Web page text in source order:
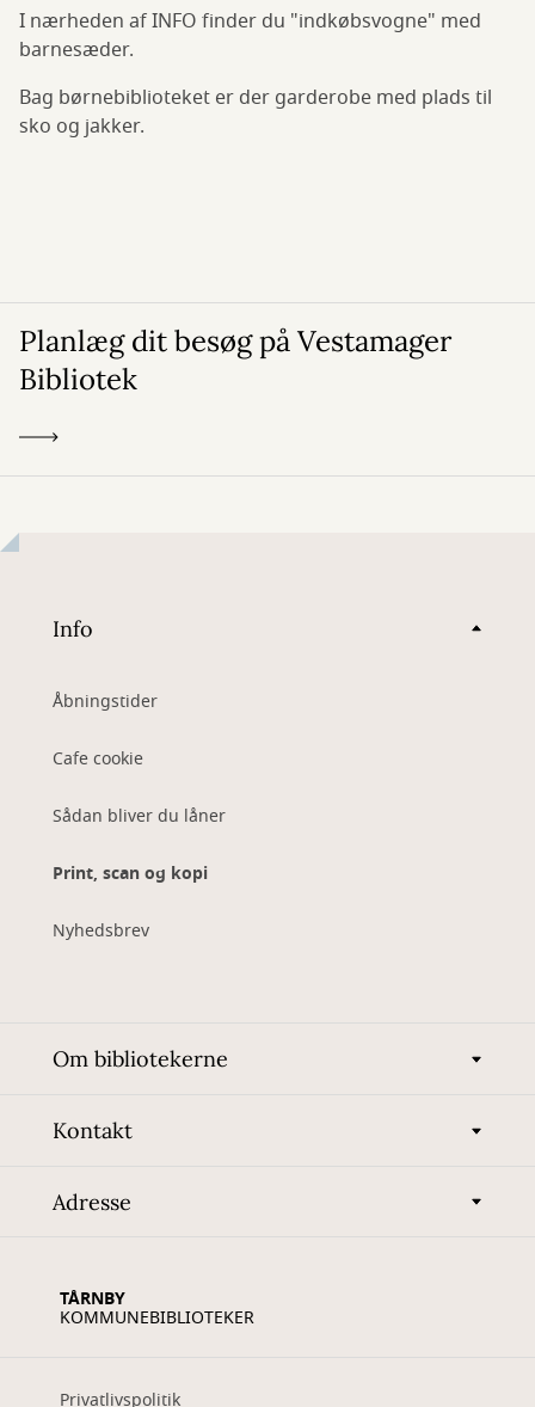
I nærheden af INFO finder du "indkøbsvogne" med
barnesæder.
Bag børnebiblioteket er der garderobe med plads til
sko og jakker.
Planlæg dit besøg på Vestamager
Bibliotek
Info
Åbningstider
Cafe cookie
Sådan bliver du låner
Print, scan og kopi
Nyhedsbrev
Om bibliotekerne
Kontakt
Adresse
TÅRNBY
KOMMUNEBIBLIOTEKER
Privatlivspolitik